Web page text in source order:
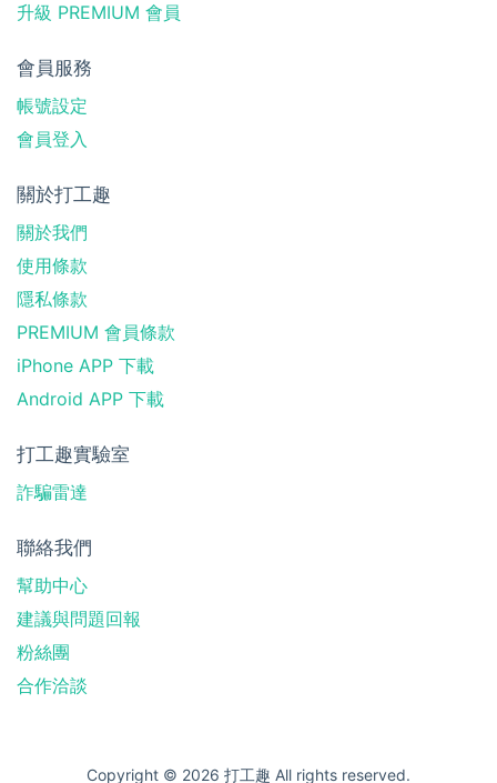
升級 PREMIUM 會員
會員服務
帳號設定
會員登入
關於打工趣
關於我們
使用條款
隱私條款
PREMIUM 會員條款
iPhone APP 下載
Android APP 下載
打工趣實驗室
詐騙雷達
聯絡我們
幫助中心
建議與問題回報
粉絲團
合作洽談
Copyright © 2026 打工趣 All rights reserved.